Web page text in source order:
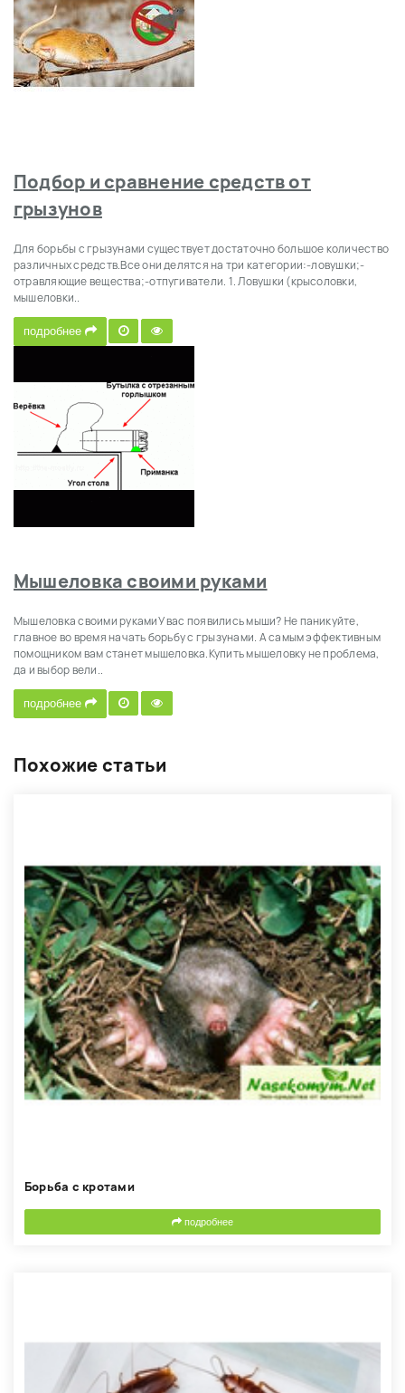
Подбор и сравнение средств от
грызунов
Для борьбы с грызунами существует достаточно большое количество
различных средств.Все они делятся на три категории:-ловушки;-
отравляющие вещества;-отпугиватели. 1. Ловушки (крысоловки,
мышеловки..
подробнее
Мышеловка своими руками
Мышеловка своими рукамиУ вас появились мыши? Не паникуйте,
главное во время начать борьбу с грызунами. А самым эффективным
помощником вам станет мышеловка.Купить мышеловку не проблема,
да и выбор вели..
подробнее
Похожие статьи
Борьба с кротами
подробнее